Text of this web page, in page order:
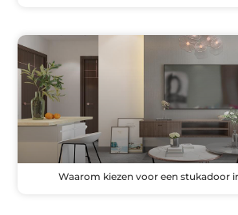
Waarom kiezen voor een stukadoor